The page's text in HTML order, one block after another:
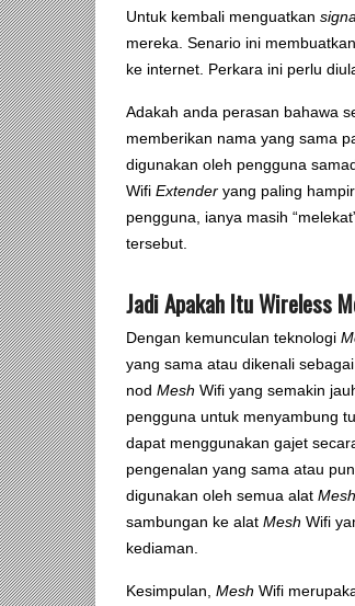
Untuk kembali menguatkan
mereka. Senario ini
ke internet. Perkara ini perlu
Adakah anda perasan bahawa
memberikan nama yang sama
digunakan oleh pengguna
Wifi Extender yang paling
pengguna, ianya masih
tersebut.
Jadi Apakah Itu Wireless
Dengan kemunculan teknologi
yang sama atau dikenali sebagai
nod Mesh Wifi yang semakin
pengguna untuk menyambung
dapat menggunakan gajet
pengenalan yang sama atau
digunakan oleh semua alat Mesh
sambungan ke alat Mesh Wifi
kediaman.
Kesimpulan, Mesh Wifi